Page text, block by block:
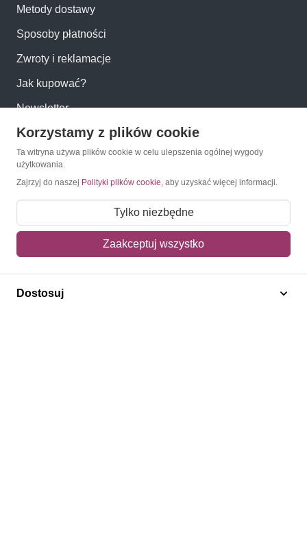
Metody dostawy
Sposoby płatności
Zwroty i reklamacje
Jak kupować?
Newsletter
Konto
Moje konto
Mój koszyk
Adres dostawy
Korzystamy z plików cookie
Ta witryna używa plików cookie w celu ulepszenia ogólnej wygody
użytkowania.
Zajrzyj do naszej Polityki plików cookie, aby uzyskać więcej informacji.
Tylko niezbędne
Zaakceptuj wszystko
Dostosuj